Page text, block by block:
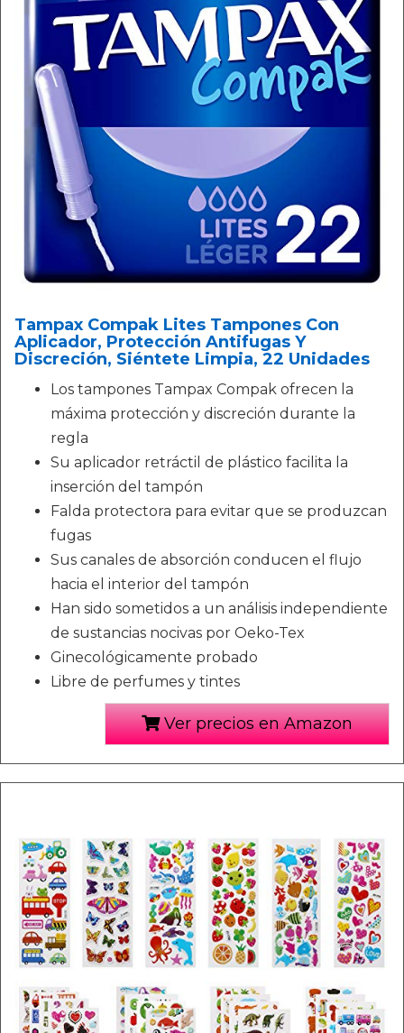
Tampax Compak Lites Tampones Con
Aplicador, Protección Antifugas Y
Discreción, Siéntete Limpia, 22 Unidades
Los tampones Tampax Compak ofrecen la
máxima protección y discreción durante la
regla
Su aplicador retráctil de plástico facilita la
inserción del tampón
Falda protectora para evitar que se produzcan
fugas
Sus canales de absorción conducen el flujo
hacia el interior del tampón
Han sido sometidos a un análisis independiente
de sustancias nocivas por Oeko-Tex
Ginecológicamente probado
Libre de perfumes y tintes
Ver precios en Amazon